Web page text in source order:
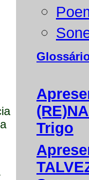
Trigo